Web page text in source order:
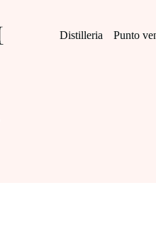
Distilleria Punto